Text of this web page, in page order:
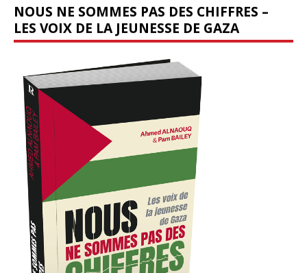
NOUS NE SOMMES PAS DES CHIFFRES –
LES VOIX DE LA JEUNESSE DE GAZA